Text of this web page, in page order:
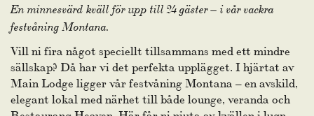
En minnesvärd kväll för upp till 24 gäster – i vår vackra
festvåning Montana.
Vill ni fira något speciellt tillsammans med ett mindre
sällskap? Då har vi det perfekta upplägget. I hjärtat av
Main Lodge ligger vår festvåning Montana – en avskild,
elegant lokal med närhet till både lounge, veranda och